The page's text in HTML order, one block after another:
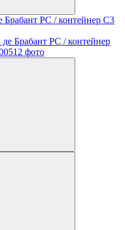
PC / контейнер C3